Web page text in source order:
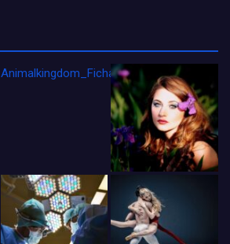
Animalkingdom_FichaCine